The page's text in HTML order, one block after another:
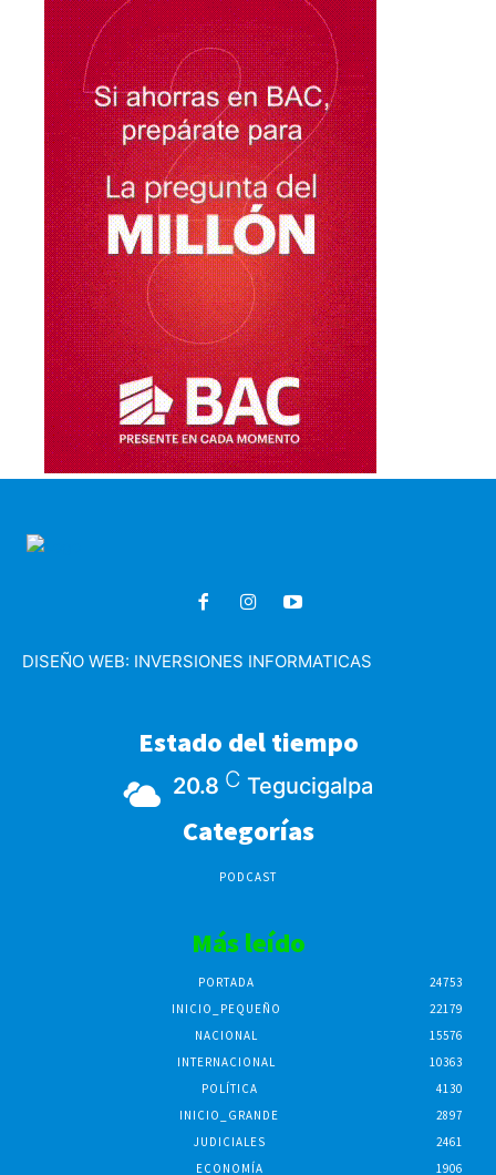
DISEÑO WEB: INVERSIONES INFORMATICAS
Estado del tiempo
20.8 C Tegucigalpa
Categorías
PODCAST
Más leído
PORTADA
24753
INICIO_PEQUEÑO
22179
NACIONAL
15576
INTERNACIONAL
10363
POLÍTICA
4130
INICIO_GRANDE
2897
JUDICIALES
2461
ECONOMÍA
1906